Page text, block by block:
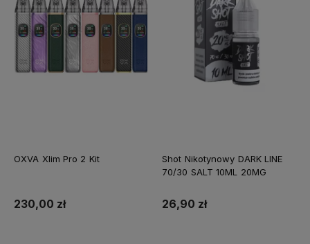
OXVA Xlim Pro 2 Kit
230,00 zł
Shot Nikotynowy DARK LINE
70/30 SALT 10ML 20MG
26,90 zł